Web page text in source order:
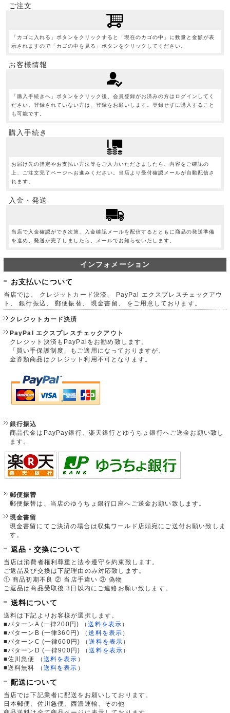
ご注文
「カゴに入れる」ボタンをクリックすると「現在のカゴの中」に数量と金額が表
示されますので「カゴの中を見る」ボタンをクリックしてください。
お客様情報
「購入手続きへ」ボタンをクリック後、会員登録がお済みの方はログインしてく
ださい。登録されていない方は、登録をお願いします。登録せずに購入すること
も可能です。
購入手続き
お届け先の指定やお支払い方法等をご入力いただきましたら、内容をご確認の
上、ご注文完了ページへお進みください。当店より受付確認メールが自動配信さ
れます。
入金・発送
当店で入金確認ができ次第、入金確認メールを配信するとともに商品の発送準備
を進め、発送が完了しましたら、メールでお知らせいたします。
インフォメーション
お支払いについて
当店では、 クレジットカード決済、 PayPal エクスプレスチェックアウ
ト、 銀行振込、 郵便振替、 現金書留、 をご用意しております。
クレジットカード決済
PayPal エクスプレスチェックアウト
クレジット決済もPayPalをお勧め致します。
「買い手保護制度」もご適用になっておりますが、
金券類商品はクレジット利用不可となります。
銀行振込
商品代金はPayPay銀行、楽天銀行とゆうちょ銀行へご送金お願い致し
ます。
郵便振替
郵便振替は、当店のゆうちょ銀行口座へご送金お願い致します。
現金書留
現金書留にてご決済の場合は収集ワールド店頭宛にご送付お願い致しま
す。
返品・交換について
当店は消費者権利尊重と法令遵守を約束致します。
ご返品及び交換は下記理由のみ対応致します。
① 商品初期不良 ② 当店手違い ③ 偽物
ご返品は商品受取後 3日以内にご連絡お願い致します。
送料について
送料は下記よりお客様が選択します。
■パターンA (一律200円)
（送料を表示 ）
■パターンB (一律360円)
（送料を表示 ）
■パターンC (一律600円)
（送料を表示 ）
■パターンD (一律900円)
（送料を表示 ）
■佐川急便
（ 送料を表示 ）
■送料無料
（ 送料を表示 ）
配送について
当店では下記業者に配送をお願いしております。
日本郵便、佐川急便、西濃運輸、その他